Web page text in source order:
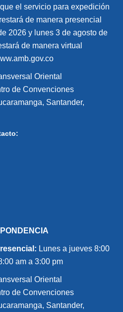
el servicio para expedición
de manera presencial
2026 y lunes 3 de agosto de
de manera virtual
Oriental
de Convenciones
Santander,
Lunes a jueves 8:00
am a 3:00 pm
Oriental
de Convenciones
Santander,